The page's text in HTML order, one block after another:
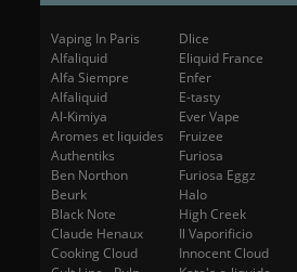
Vaping In Paris
Alfaliquid
Alfa Siempre
Alfaliquid
Al-Kimiya
Aromes et liquides
Authentiks
Ben Northon
Beurk
Black Note
Claude Henaux
Cooking Cloud
Dlice
Eliquid France
Enfer
E-tasty
Ever Vape
Fruizee
Furiosa
Furiosa Eggz
Halo
High Creek
Il Vaporificio
Innocent Cloud